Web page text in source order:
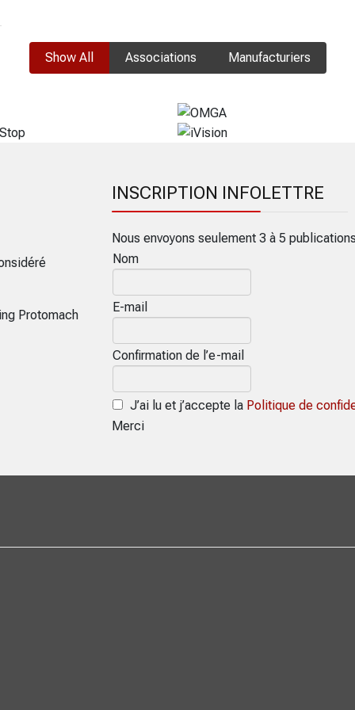
Show All Associations Manufacturiers
Protomach
INSCRIPTION INFOLETTRE
Nous envoyons seulement 3 à 5
Nom
E-mail
Confirmation de l’e-mail
J’ai lu et j’accepte la Politique de
Merci